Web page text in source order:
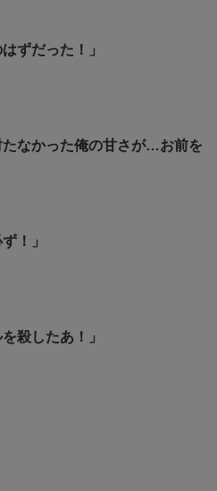
ずだった！」
なかった俺の甘さが…お前を
！」
殺したあ！」